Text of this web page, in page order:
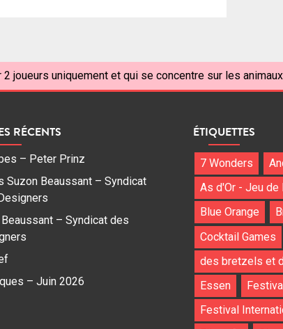
joueurs uniquement et qui se concentre sur les
RÉCENTS
– Peter Prinz
Suzon Beaussant – Syndicat
– Syndicat des
– Juin 2026
ÉTIQUETTES
7 Wonders
As d'Or - Jeu de
Blue Orange
Cocktail Games
des bretzels et
Essen
Festival